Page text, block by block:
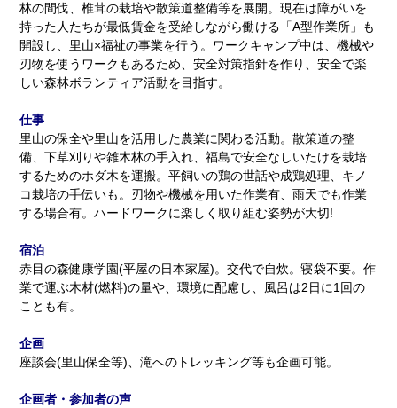
林の間伐、椎茸の栽培や散策道整備等を展開。現在は障がいを
持った人たちが最低賃金を受給しながら働ける「A型作業所」も
開設し、里山×福祉の事業を行う。ワークキャンプ中は、機械や
刃物を使うワークもあるため、安全対策指針を作り、安全で楽
しい森林ボランティア活動を目指す。
仕事
里山の保全や里山を活用した農業に関わる活動。散策道の整
備、下草刈りや雑木林の手入れ、福島で安全なしいたけを栽培
するためのホダ木を運搬。平飼いの鶏の世話や成鶏処理、キノ
コ栽培の手伝いも。刃物や機械を用いた作業有、雨天でも作業
する場合有。ハードワークに楽しく取り組む姿勢が大切!
宿泊
赤目の森健康学園(平屋の日本家屋)。交代で自炊。寝袋不要。作
業で運ぶ木材(燃料)の量や、環境に配慮し、風呂は2日に1回の
ことも有。
企画
座談会(里山保全等)、滝へのトレッキング等も企画可能。
企画者・参加者の声